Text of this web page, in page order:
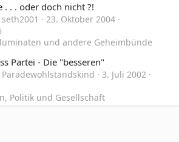
. . . oder doch nicht ?!
23. Oktober 2004
und andere Geheimbünde
Partei - Die "besseren"
3. Juli 2002
Politik und Gesellschaft